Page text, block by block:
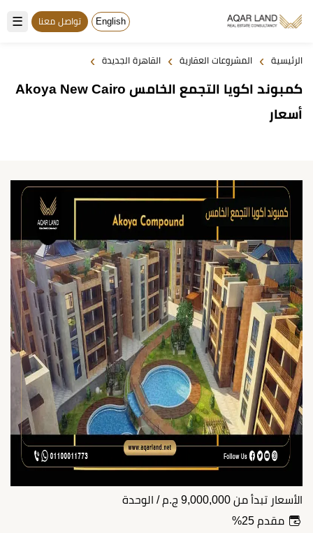
☰ English تواصل معنا
الرئيسية › المشروعات العقارية › القاهرة الجديدة ›
كمبوند اكويا التجمع الخامس Akoya New Cairo
أسعار
الأسعار تبدأ من 9,000,000 ج.م / الوحدة
مقدم 25%